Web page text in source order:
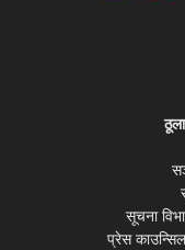
सूचना
प्रेस